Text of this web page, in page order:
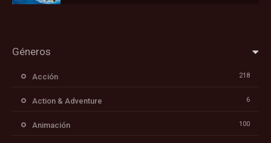
Géneros
Acción 218
Action & Adventure 6
Animación 100